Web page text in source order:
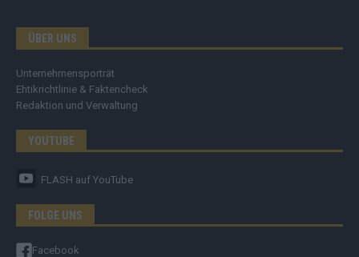
ÜBER UNS
Unternehmensporträt
Ehtikrichtlinie & Faktencheck
Redaktion und Verwaltung
YOUTUBE
FLASH auf YouTube
FOLGE UNS
Facebook